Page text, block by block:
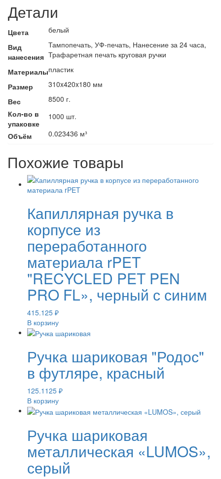
Детали
Цвета
белый
Вид
нанесения
Тампопечать, УФ-печать, Нанесение за 24 часа,
Трафаретная печать круговая ручки
Материалыпластик
Размер
310x420x180 мм
Вес
8500 г.
Кол-во в
упаковке
1000 шт.
Объём
0.023436 м³
Похожие товары
Капиллярная ручка в
корпусе из
переработанного
материала rPET
"RECYCLED PET PEN
PRO FL», черный с синим
415.125 ₽
В корзину
Ручка шариковая "Родос"
в футляре, красный
125.1125 ₽
В корзину
Ручка шариковая
металлическая «LUMOS»,
серый